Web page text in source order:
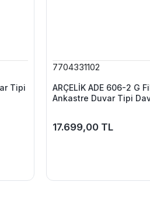
Tipi
7704331102
ARÇELİK ADE 606-2 G
Ankastre Duvar Tipi
17.699,00 TL